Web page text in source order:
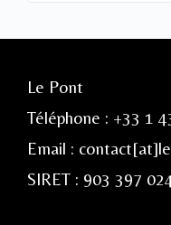
Le Pont
Téléphone : +33 1
Email :
SIRET : 903 397